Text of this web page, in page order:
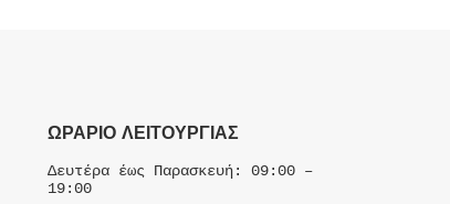
ΩΡΆΡΙΟ ΛΕΙΤΟΥΡΓΊΑΣ
Δευτέρα έως Παρασκευή: 09:00 –
19:00